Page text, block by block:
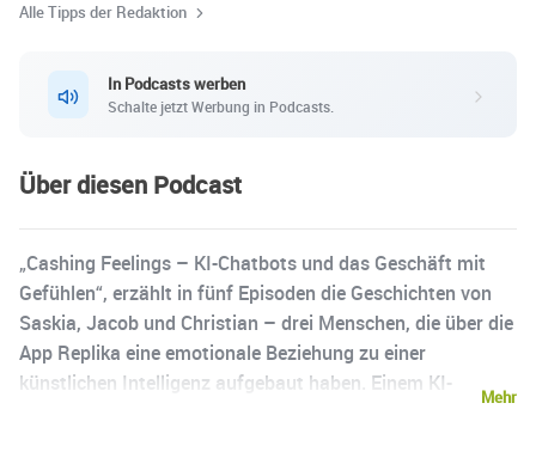
Alle Tipps der Redaktion
In Podcasts werben
Schalte jetzt Werbung in Podcasts.
Über diesen Podcast
„Cashing Feelings – KI-Chatbots und das Geschäft mit
Gefühlen“, erzählt in fünf Episoden die Geschichten von
Saskia, Jacob und Christian – drei Menschen, die über die
App Replika eine emotionale Beziehung zu einer
künstlichen Intelligenz aufgebaut haben. Einem KI-
Mehr